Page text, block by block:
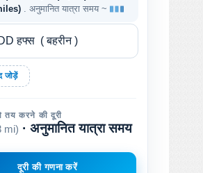
. अनुमानित यात्रा समय ~
जोड़ें
तय करने की दूरी
mi) · अनुमानित यात्रा समय
दूरी की गणना करें